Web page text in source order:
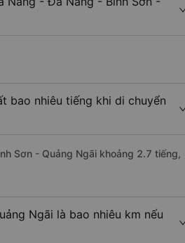
bao nhiêu tiếng khi di chuyển
Sơn - Quảng Ngãi khoảng 2.7 tiếng,
Ngãi là bao nhiêu km nếu